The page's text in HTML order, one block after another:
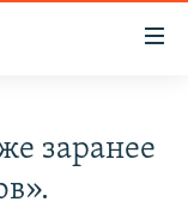
заранее